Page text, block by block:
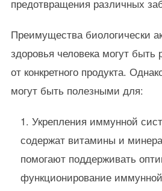
предотвращения различных
Преимущества биологически
здоровья человека могут
от конкретного продукта.
могут быть полезными для:
Укрепления иммунной
содержат витамины и
помогают поддерживать
функционирование